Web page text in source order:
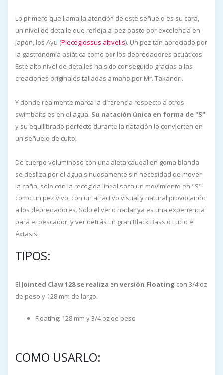
Lo primero que llama la atención de este señuelo es su cara,
un nivel de detalle que refleja al pez pasto por excelencia en
Japón, los Ayu (Plecoglossus altivelis). Un pez tan apreciado por
la gastronomía asiática como por los depredadores acuáticos.
Este alto nivel de detalles ha sido conseguido gracias a las
creaciones originales talladas a mano por Mr. Takanori.
Y donde realmente marca la diferencia respecto a otros
swimbaits es en el agua. Su natación única en forma de "S"
y su equilibrado perfecto durante la natación lo convierten en
un señuelo de culto.
De cuerpo voluminoso con una aleta caudal en goma blanda
se desliza por el agua sinuosamente sin necesidad de mover
la caña, solo con la recogida lineal saca un movimiento en "S"
como un pez vivo, con un atractivo visual y natural provocando
a los depredadores. Solo el verlo nadar ya es una experiencia
para el pescador, y ver detrás un gran Black Bass o Lucio el
éxtasis.
TIPOS:
El Jointed Claw 128 se realiza en versión Floating con 3/4 oz
de peso y 128 mm de largo.
Floating: 128 mm y 3/4 oz de peso
COMO USARLO: